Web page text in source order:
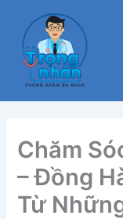
content
Chăm
– Đồng
Từ